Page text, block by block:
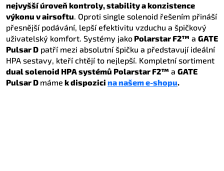
nejvyšší úroveň kontroly, stability a konzistence
výkonu v airsoftu. Oproti single solenoid řešením přináší
přesnější podávání, lepší efektivitu vzduchu a špičkový
uživatelský komfort. Systémy jako Polarstar F2™ a GATE
Pulsar D patří mezi absolutní špičku a představují ideální
HPA sestavy, kteří chtějí to nejlepší. Kompletní sortiment
dual solenoid HPA systémů Polarstar F2™ a GATE
Pulsar D máme k dispozici na našem e-shopu.